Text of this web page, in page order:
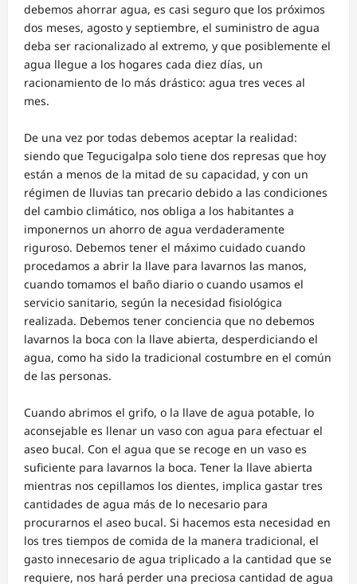
debemos ahorrar agua, es casi seguro que los próximos
dos meses, agosto y septiembre, el suministro de agua
deba ser racionalizado al extremo, y que posiblemente el
agua llegue a los hogares cada diez días, un
racionamiento de lo más drástico: agua tres veces al
mes.
De una vez por todas debemos aceptar la realidad:
siendo que Tegucigalpa solo tiene dos represas que hoy
están a menos de la mitad de su capacidad, y con un
régimen de lluvias tan precario debido a las condiciones
del cambio climático, nos obliga a los habitantes a
imponernos un ahorro de agua verdaderamente
riguroso. Debemos tener el máximo cuidado cuando
procedamos a abrir la llave para lavarnos las manos,
cuando tomamos el baño diario o cuando usamos el
servicio sanitario, según la necesidad fisiológica
realizada. Debemos tener conciencia que no debemos
lavarnos la boca con la llave abierta, desperdiciando el
agua, como ha sido la tradicional costumbre en el común
de las personas.
Cuando abrimos el grifo, o la llave de agua potable, lo
aconsejable es llenar un vaso con agua para efectuar el
aseo bucal. Con el agua que se recoge en un vaso es
suficiente para lavarnos la boca. Tener la llave abierta
mientras nos cepillamos los dientes, implica gastar tres
cantidades de agua más de lo necesario para
procurarnos el aseo bucal. Si hacemos esta necesidad en
los tres tiempos de comida de la manera tradicional, el
gasto innecesario de agua triplicado a la cantidad que se
requiere, nos hará perder una preciosa cantidad de agua